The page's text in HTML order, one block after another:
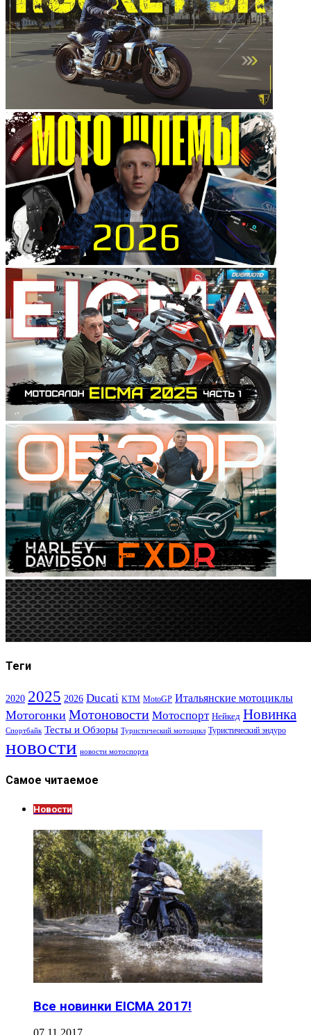
Теги
2020 2025 2026 Ducati KTM MotoGP Итальянские мотоциклы
Мотогонки Мотоновости Мотоспорт Нейкед Новинка
Спортбайк Тесты и Обзоры Туристический мотоцикл Туристический эндуро
новости новости мотоспорта
Самое читаемое
Новости
Все новинки EICMA 2017!